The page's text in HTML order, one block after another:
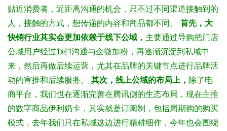
贴近消费者，近距离沟通的机会，只不过不同渠道接触到的
人，接触的方式，想传递的内容和商品都不同。
首先，大
快销行业其实会更加依赖于线下公域， 主要通过导购把门店
公域用户经过1对1沟通与企微加粉，再逐渐沉淀到私域中
来，然后再做后续运营，尤其在品牌的关键节点进行品牌活
动的宣推和后续服务。
其次，线上公域的布局上， 除了电
商平台，我们也在逐渐完善在腾讯侧的生态布局，现在主推
的数字商品伊利奶卡，其实就是订阅制，包括周期购的购买
模式，去年我们只在私域这边进行精耕细作，今年也会围绕